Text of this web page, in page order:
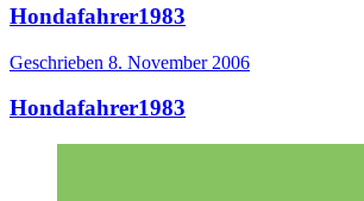
Hondafahrer1983
Geschrieben 8. November 2006
Hondafahrer1983